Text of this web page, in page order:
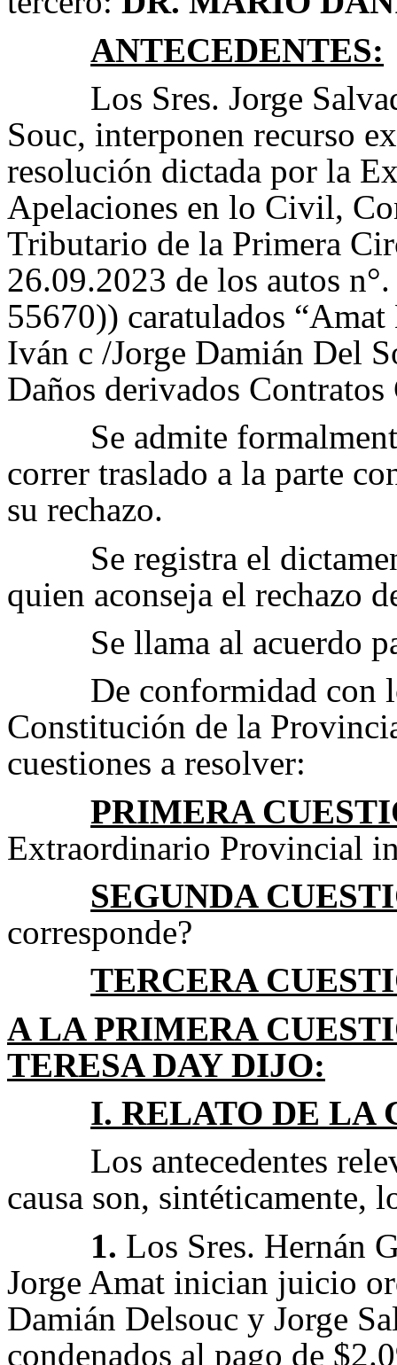
ANTECEDENTES:
Los Sres. Jorge
Souc, interponen recurso
resolución dictada por la
Apelaciones en lo Civil,
Tributario de la Primera
26.09.2023 de los autos
55670)) caratulados
Iván c /Jorge Damián Del
Daños derivados
Se admite
correr traslado a la parte
su rechazo.
Se registra el
quien aconseja el rechazo
Se llama al acuerdo
De conformidad con
Constitución de la
cuestiones a resolver:
PRIMERA
Extraordinario Provincial
SEGUNDA
corresponde?
TERCERA
A LA PRIMERA
TERESA DAY DIJO:
I. RELATO DE LA
Los antecedentes
causa son, sintéticamente,
1. Los Sres. Hernán
Jorge Amat inician juicio
Damián Delsouc y Jorge
condenados al pago de